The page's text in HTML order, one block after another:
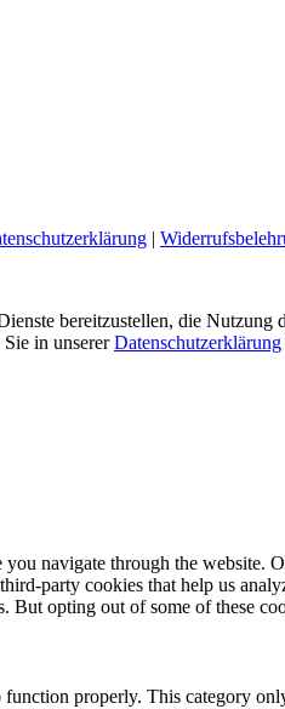
|
bereitzustellen, die
in unsererDatenschutzerklärung
navigate through the website.
party cookies that help us
But opting out of some of these
properly. This category